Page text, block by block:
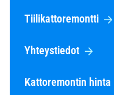
Tiilikattoremontti
Yhteystiedot
Kattoremontin hinta